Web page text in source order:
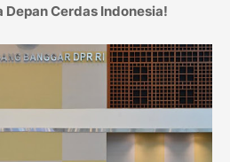
Cerdas Indonesia!